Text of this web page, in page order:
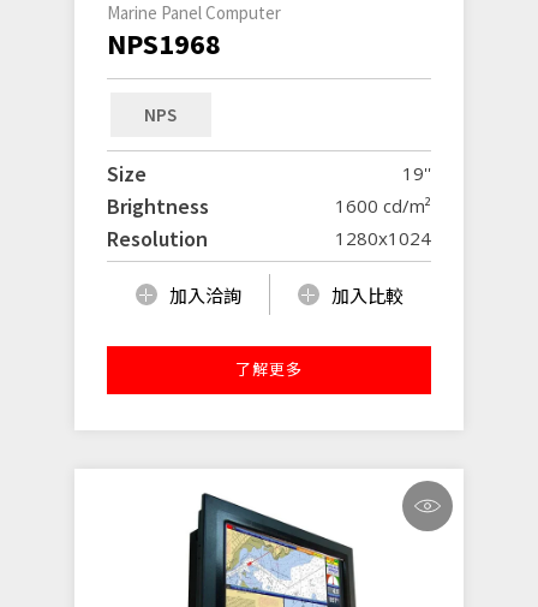
Marine Panel Computer
NPS1968
NPS
Size 19''
Brightness 1600 cd/m²
Resolution 1280x1024
加入洽詢 加入比較
了解更多